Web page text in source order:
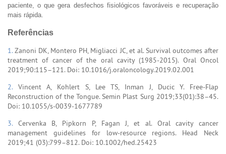
paciente, o que gera desfechos fisiológicos favoráveis e recuperação
mais rápida.
Referências
1.Zanoni DK, Montero PH, Migliacci JC, et al. Survival outcomes after
treatment of cancer of the oral cavity (1985-2015). Oral Oncol
2019;90:115–121. Doi: 10.1016/j.oraloncology.2019.02.001
2. Vincent A, Kohlert S, Lee TS, Inman J, Ducic Y. Free-Flap
Reconstruction of the Tongue. Semin Plast Surg 2019;33(01):38–45.
Doi: 10.1055/s-0039-1677789
3. Cervenka B, Pipkorn P, Fagan J, et al. Oral cavity cancer
management guidelines for low-resource regions. Head Neck
2019;41 (03):799–812. Doi: 10.1002/hed.25423